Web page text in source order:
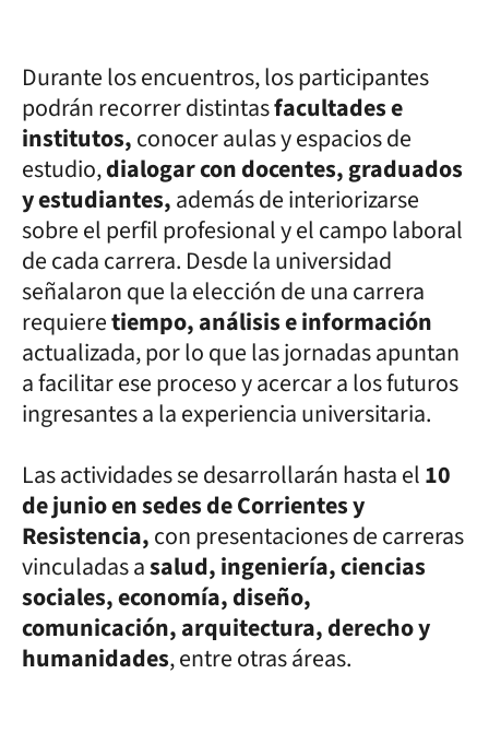
Durante los encuentros, los participantes
podrán recorrer distintasfacultades e
institutos,conocer aulas y espacios de
estudio,dialogar con docentes, graduados
y estudiantes,además de interiorizarse
sobre el perfil profesional y el campo laboral
de cada carrera. Desde la universidad
señalaron que la elección de una carrera
requieretiempo, análisis e información
actualizada, por lo que las jornadas apuntan
a facilitar ese proceso y acercar a los futuros
ingresantes a la experiencia universitaria.
Las actividades se desarrollarán hasta el10
de junio en sedes de Corrientes y
Resistencia,con presentaciones de carreras
vinculadas asalud, ingeniería, ciencias
sociales, economía, diseño,
comunicación, arquitectura, derecho y
humanidades, entre otras áreas.